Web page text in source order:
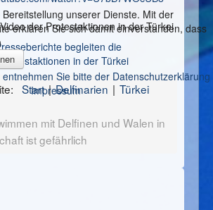
der Protestaktionen in der Türkei
begleiten die
in der Türkei
Start Delfinarien
Türkei
mit Delfinen und Walen in
ist gefährlich
unserer Dienste. Mit der
erklären Sie sich damit einverstanden, dass
Sie bitte der Datenschutzerklärung
Impressum